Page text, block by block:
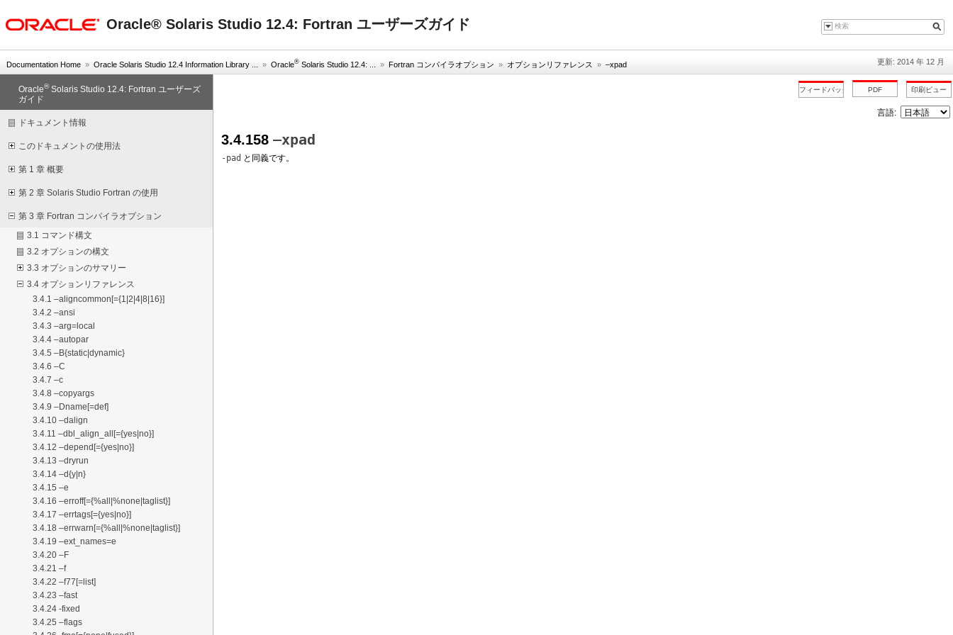
Oracle® Solaris Studio 12.4: Fortran ユーザーズガイド
Documentation Home » Oracle Solaris Studio 12.4 Information Library ... » Oracle® Solaris Studio 12.4: ... » Fortran コンパイラオプション » オプションリファレンス » –xpad 更新: 2014 年 12 月
Oracle®Solaris Studio 12.4: Fortran ユーザーズ
ガイド
ドキュメント情報
このドキュメントの使用法
第 1 章 概要
第 2 章 Solaris Studio Fortran の使用
第 3 章 Fortran コンパイラオプション
3.1 コマンド構文
3.2 オプションの構文
3.3 オプションのサマリー
3.4 オプションリファレンス
3.4.1 –aligncommon[={1|2|4|8|16}]
3.4.2 –ansi
3.4.3 –arg=local
3.4.4 –autopar
3.4.5 –B{static|dynamic}
3.4.6 –C
3.4.7 –c
3.4.8 –copyargs
3.4.9 –Dname[=def]
3.4.10 –dalign
3.4.11 –dbl_align_all[={yes|no}]
3.4.12 –depend[={yes|no}]
3.4.13 –dryrun
3.4.14 –d{y|n}
3.4.15 –e
3.4.16 –erroff[={%all|%none|taglist}]
3.4.17 –errtags[={yes|no}]
3.4.18 –errwarn[={%all|%none|taglist}]
3.4.19 –ext_names=e
3.4.20 –F
3.4.21 –f
3.4.22 –f77[=list]
3.4.23 –fast
3.4.24 -fixed
3.4.25 –flags
言語:
3.4.158 –xpad
-pad と同義です。